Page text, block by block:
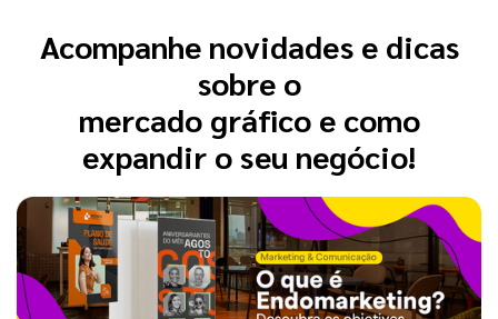
Acompanhe novidades e dicas
sobre o
mercado gráfico e como
expandir o seu negócio!